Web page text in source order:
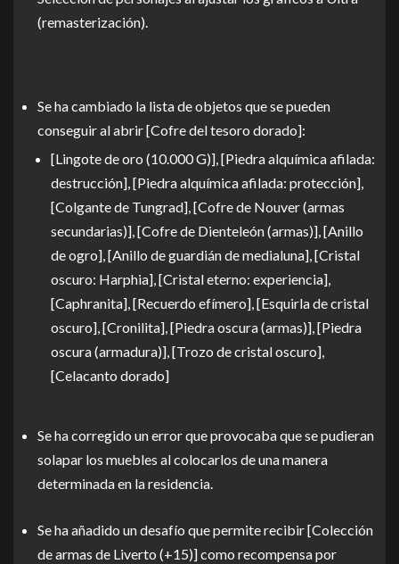
(remasterización).
Se ha cambiado la lista de objetos que se pueden
conseguir al abrir [Cofre del tesoro dorado]:
[Lingote de oro (10.000 G)], [Piedra alquímica afilada:
destrucción], [Piedra alquímica afilada: protección],
[Colgante de Tungrad], [Cofre de Nouver (armas
secundarias)], [Cofre de Dienteleón (armas)], [Anillo
de ogro], [Anillo de guardián de medialuna], [Cristal
oscuro: Harphia], [Cristal eterno: experiencia],
[Caphranita], [Recuerdo efímero], [Esquirla de cristal
oscuro], [Cronilita], [Piedra oscura (armas)], [Piedra
oscura (armadura)], [Trozo de cristal oscuro],
[Celacanto dorado]
Se ha corregido un error que provocaba que se pudieran
solapar los muebles al colocarlos de una manera
determinada en la residencia.
Se ha añadido un desafío que permite recibir [Colección
de armas de Liverto (+15)] como recompensa por